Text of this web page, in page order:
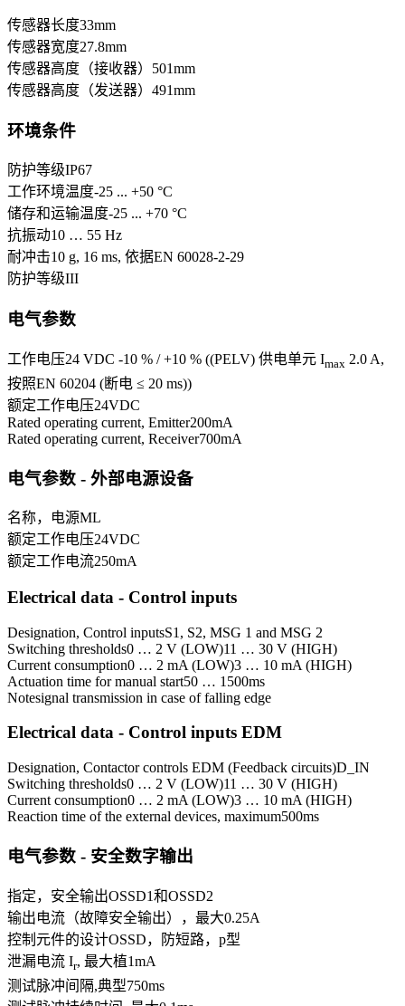
传感器长度33mm
传感器宽度27.8mm
传感器高度（接收器） 501mm
传感器高度（发送器） 491mm
环境条件
防护等级IP67
工作环境温度-25 ... +50 °C
储存和运输温度-25 ... +70 °C
抗振动10 … 55 Hz
耐冲击10 g, 16 ms, 依据EN 60028-2-29
防护等级III
电气参数
工作电压24 VDC -10 % / +10 % ((PELV) 供电单元 Imax 2.0 A,
按照EN 60204 (断电 ≤ 20 ms))
额定工作电压24VDC
Rated operating current, Emitter200mA
Rated operating current, Receiver700mA
电气参数 - 外部电源设备
名称，电源ML
额定工作电压24VDC
额定工作电流250mA
Electrical data - Control inputs
Designation, Control inputsS1, S2, MSG 1 and MSG 2
Switching thresholds0 … 2 V (LOW)11 … 30 V (HIGH)
Current consumption0 … 2 mA (LOW)3 … 10 mA (HIGH)
Actuation time for manual start50 … 1500ms
Notesignal transmission in case of falling edge
Electrical data - Control inputs EDM
Designation, Contactor controls EDM (Feedback circuits)D_IN
Switching thresholds0 … 2 V (LOW)11 … 30 V (HIGH)
Current consumption0 … 2 mA (LOW)3 … 10 mA (HIGH)
Reaction time of the external devices, maximum500ms
电气参数 - 安全数字输出
指定，安全输出OSSD1和OSSD2
输出电流（故障安全输出），最大0.25A
控制元件的设计OSSD，防短路，p型
泄漏电流 Ir, 最大植1mA
测试脉冲间隔,典型750ms